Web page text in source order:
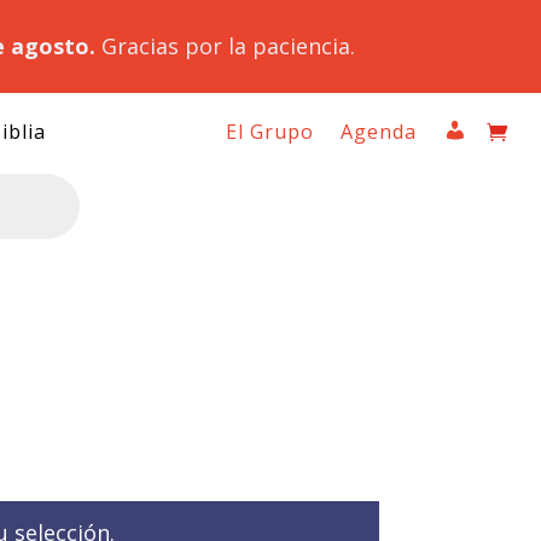
agosto. Gracias por la paciencia.
El Grupo Agenda
selección.